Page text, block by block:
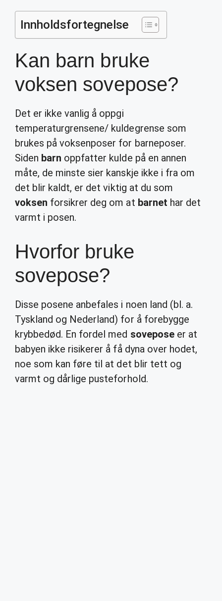
Innholdsfortegnelse
Kan barn bruke
voksen sovepose?
Det er ikke vanlig å oppgi
temperaturgrensene/ kuldegrense som
brukes på voksenposer for barneposer.
Siden barn oppfatter kulde på en annen
måte, de minste sier kanskje ikke i fra om
det blir kaldt, er det viktig at du som
voksen forsikrer deg om at barnet har det
varmt i posen.
Hvorfor bruke
sovepose?
Disse posene anbefales i noen land (bl. a.
Tyskland og Nederland) for å forebygge
krybbedød. En fordel med soveposeer at
babyen ikke risikerer å få dyna over hodet,
noe som kan føre til at det blir tett og
varmt og dårlige pusteforhold.